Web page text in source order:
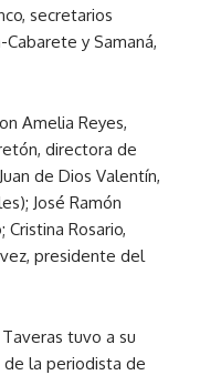
secretarios
y Samaná,
Amelia Reyes,
directora de
de Dios Valentín,
José Ramón
Rosario,
presidente del
tuvo a su
de la periodista de